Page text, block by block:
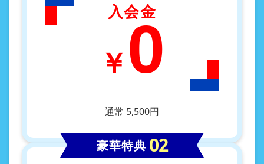
入会金
￥0
通常 5,500円
豪華特典